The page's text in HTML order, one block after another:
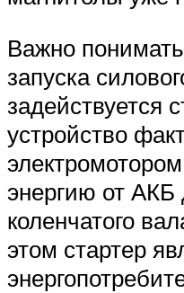
Важно
запуска
задействуется
устройство
энергию от АКБ
коленчатого
этом стартер